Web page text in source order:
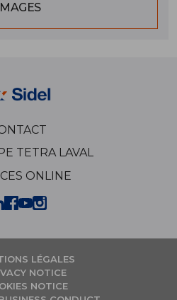
TETRA LAVAL
ONLINE
LÉGALES
NOTICE
NOTICE